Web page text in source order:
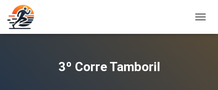
L
3º Corre Tamboril